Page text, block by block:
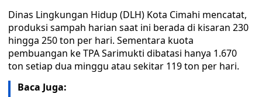
Dinas Lingkungan Hidup (DLH) Kota Cimahi mencatat,
produksi sampah harian saat ini berada di kisaran 230
hingga 250 ton per hari. Sementara kuota
pembuangan ke TPA Sarimukti dibatasi hanya 1.670
ton setiap dua minggu atau sekitar 119 ton per hari.
Baca Juga: